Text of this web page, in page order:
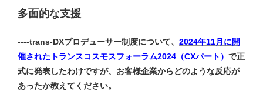
多面的な支援
----trans-DXプロデューサー制度について、 2024年11月に開
催されたトランスコスモスフォーラム2024（CXパート） で正
式に発表したわけですが、お客様企業からどのような反応が
あったか教えてください。